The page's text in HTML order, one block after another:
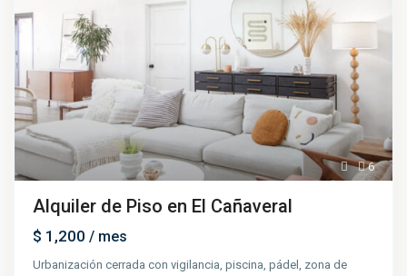
6
Alquiler de Piso en El Cañaveral
$ 1,200/ mes
Urbanización cerrada con vigilancia, piscina, pádel, zona de